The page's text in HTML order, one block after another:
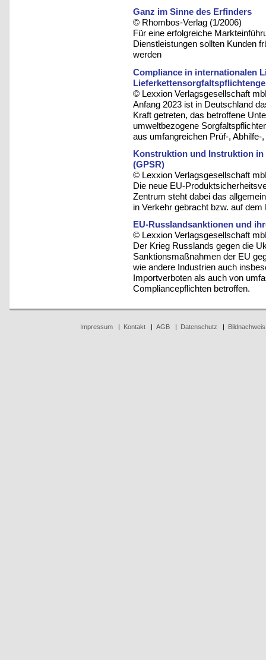
Ganz im Sinne des Erfinders
© Rhombos-Verlag (1/2006)
Für eine erfolgreiche
Dienstleistungen sollten Kunden
werden
Compliance in internationalen
© Lexxion Verlagsgesellschaft
Anfang 2023 ist in Deutschland
Kraft getreten, das betroffene
umweltbezogene
aus umfangreichen Prüf-,
Konstruktion und Instruktion
(GPSR)
© Lexxion Verlagsgesellschaft
Die neue EU-
Zentrum steht dabei das
in Verkehr gebracht bzw. auf
EU-Russlandsanktionen und
© Lexxion Verlagsgesellschaft
Der Krieg Russlands gegen die
Sanktionsmaßnahmen der EU
wie andere Industrien auch
Importverboten als auch von
Compliancepflichten betroffen.
Impressum| Kontakt| AGB| Datenschutz | Bildnachweis